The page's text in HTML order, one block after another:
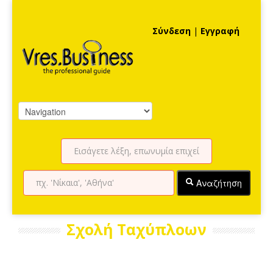
Σύνδεση | Εγγραφή
Αναζήτηση
Σχολή Ταχύπλοων